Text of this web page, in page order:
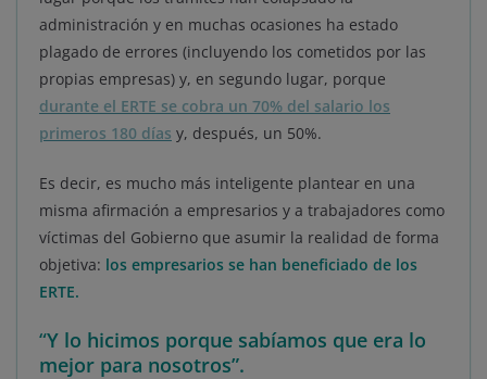
administración y en muchas ocasiones ha estado
plagado de errores (incluyendo los cometidos por las
propias empresas) y, en segundo lugar, porque
durante el ERTE se cobra un 70% del salario los
primeros 180 días y, después, un 50%.
Es decir, es mucho más inteligente plantear en una
misma afirmación a empresarios y a trabajadores como
víctimas del Gobierno que asumir la realidad de forma
objetiva: los empresarios se han beneficiado de los
ERTE.
“Y lo hicimos porque sabíamos que era lo
mejor para nosotros”.